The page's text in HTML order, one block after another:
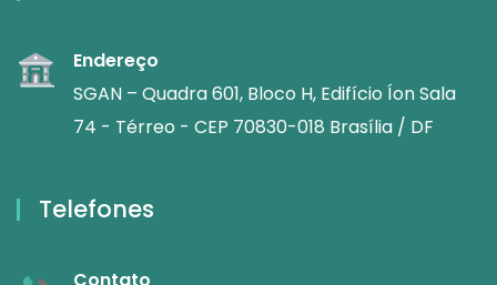
Endereço
SGAN – Quadra 601, Bloco H, Edifício Íon Sala
74 - Térreo - CEP 70830-018 Brasília / DF
Telefones